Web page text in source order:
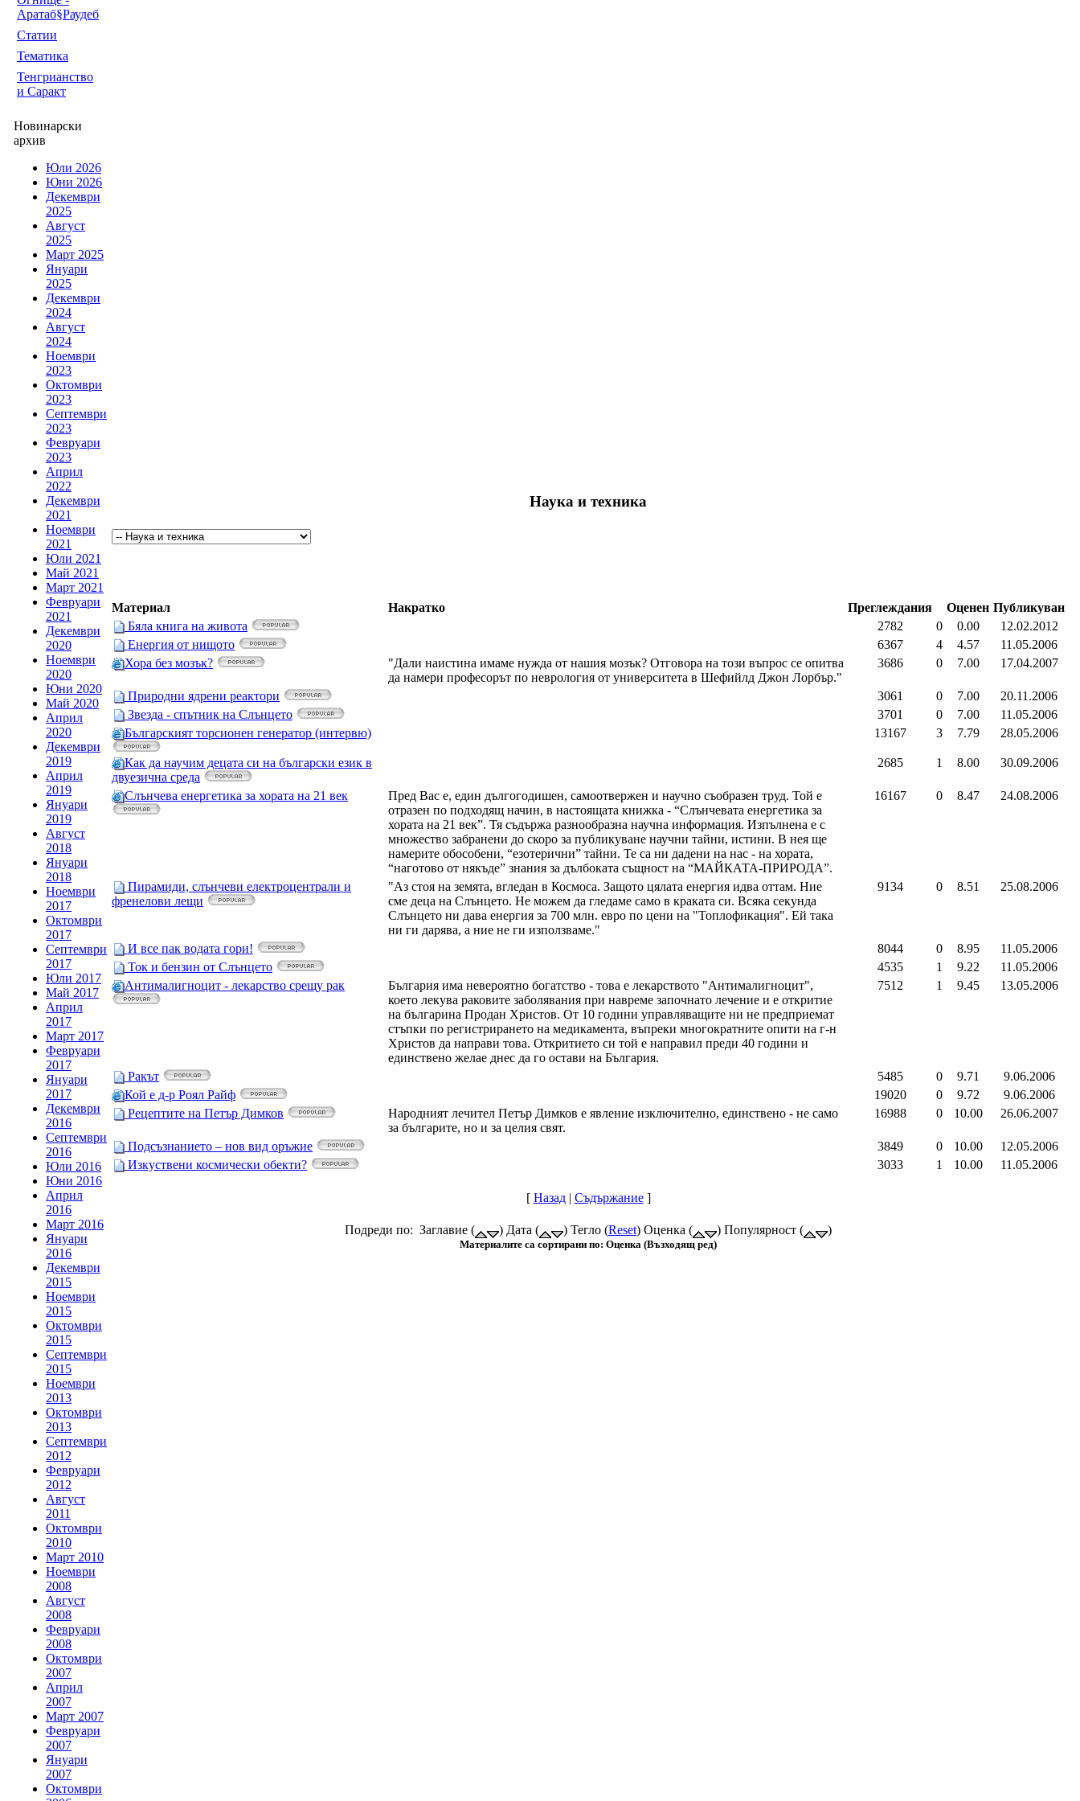
Аратаб§Раудеб
Статии
Тематика
Тенгрианство
и Саракт
Новинарски
архив
Юли 2026
Юни 2026
Декември
2025
Август
2025
Март 2025
Януари
2025
Декември
2024
Август
2024
Ноември
2023
Октомври
2023
Септември
2023
Февруари
2023
Април
2022
Декември
2021
Ноември
2021
Юли 2021
Май 2021
Март 2021
Февруари
2021
Декември
2020
Ноември
2020
Юни 2020
Май 2020
Април
2020
Декември
2019
Април
2019
Януари
2019
Август
2018
Януари
2018
Ноември
2017
Октомври
2017
Септември
2017
Юли 2017
Май 2017
Април
2017
Март 2017
Февруари
2017
Януари
2017
Декември
2016
Септември
2016
Юли 2016
Юни 2016
Април
2016
Март 2016
Януари
2016
Декември
2015
Ноември
2015
Октомври
2015
Септември
2015
Ноември
2013
Октомври
2013
Септември
2012
Февруари
2012
Август
2011
Октомври
2010
Март 2010
Ноември
2008
Август
2008
Февруари
2008
Октомври
2007
Април
2007
Март 2007
Февруари
2007
Януари
2007
Октомври
Наука и техника
Материал Накратко Преглеждания Оценен Публикуван
Бяла книга на живота
2782 0 0.00
12.02.2012
Енергия от нищото
6367 4 4.57
11.05.2006
Хора без мозък?
"Дали наистина имаме нужда от нашия мозък? Отговора на този въпрос се опитва
да намери професорът по неврология от университета в Шефийлд Джон Лорбър."
3686 0 7.00 17.04.2007
Природни ядрени реактори 3061 0 7.00
20.11.2006
Звезда - спътник на Слънцето
3701 0 7.00
11.05.2006
Българският торсионен генератор (интервю)
13167 3 7.79 28.05.2006
Как да научим децата си на български език в
двуезична среда
2685 1 8.00 30.09.2006
Слънчева енергетика за хората на 21 век
Пред Вас е, един дългогодишен, самоотвержен и научно съобразен труд. Той е
отразен по подходящ начин, в настоящата книжка - “Слънчевата енергетика за
хората на 21 век”. Тя съдържа разнообразна научна информация. Изпълнена е с
множество забранени до скоро за публикуване научни тайни, истини. В нея ще
намерите обособени, “езотерични” тайни. Те са ни дадени на нас - на хората,
“наготово от някъде” знания за дълбоката същност на “МАЙКАТА-ПРИРОДА”.
16167 0 8.47 24.08.2006
Пирамиди, слънчеви електроцентрали и
френелови лещи
"Аз стоя на земята, вгледан в Космоса. Защото цялата енергия идва оттам. Ние
сме деца на Слънцето. Не можем да гледаме само в краката си. Всяка секунда
Слънцето ни дава енергия за 700 млн. евро по цени на "Топлофикация". Ей така
ни ги дарява, а ние не ги използваме."
9134 0 8.51 25.08.2006
И все пак водата гори! 8044 0 8.95
11.05.2006
Ток и бензин от Слънцето
4535 1 9.22
11.05.2006
Антималигноцит - лекарство срещу рак
България има невероятно богатство - това е лекарството "Антималигноцит",
което лекува раковите заболявания при навреме започнато лечение и е откритие
на българина Продан Христов. От 10 години управляващите ни не предприемат
стъпки по регистрирането на медикамента, въпреки многократните опити на г-н
Христов да направи това. Откритието си той е направил преди 40 години и
единствено желае днес да го остави на България.
7512 1 9.45 13.05.2006
Ракът 5485 0 9.71
9.06.2006
Кой е д-р Роял Райф
19020 0 9.72
9.06.2006
Рецептите на Петър Димков
Народният лечител Петър Димков е явление изключително, единствено - не само
за българите, но и за целия свят.
16988 0 10.00 26.06.2007
Подсъзнанието – нов вид оръжие 3849 0 10.00
12.05.2006
Изкуствени космически обекти?
3033 1 10.00 11.05.2006
[ Назад| Съдържание]
Подреди по: Заглавие ( ) Дата ( ) Тегло (Reset) Оценка ( ) Популярност ( )
Материалите са сортирани по: Оценка (Възходящ ред)